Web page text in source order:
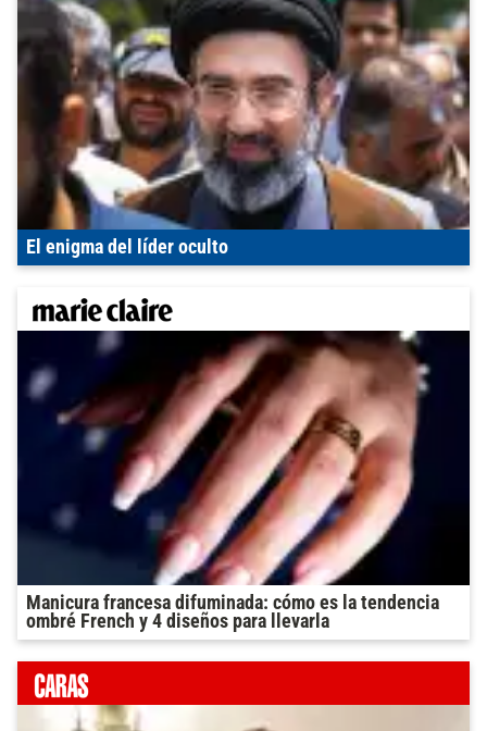
El enigma del líder oculto
Manicura francesa difuminada: cómo es la tendencia
ombré French y 4 diseños para llevarla